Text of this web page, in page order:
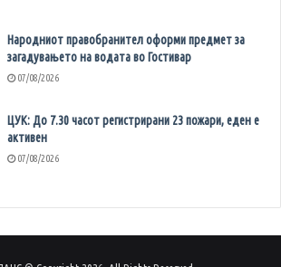
Народниот правобранител оформи предмет за
загадувањето на водата во Гостивар
07/08/2026
ЦУК: До 7.30 часот регистрирани 23 пожари, еден е
активен
07/08/2026